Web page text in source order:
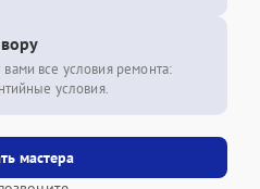
мастера
все условия ремонта:
условия.